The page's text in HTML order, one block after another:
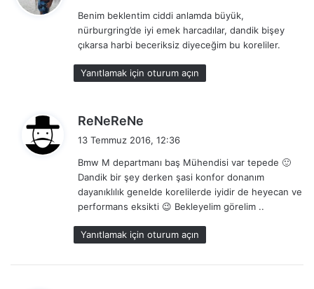
i
k
i
:
Benim beklentim ciddi anlamda büyük,
nürburgring’de iyi emek harcadılar, dandik bişey
çıkarsa harbi beceriksiz diyeceğim bu koreliler.
Yanıtlamak için oturum açın
ReNeReNe
e
i
k
i
:
13 Temmuz 2016, 12:36
Bmw M departmanı baş Mühendisi var tepede 🙂
Dandik bir şey derken şasi konfor donanım
dayanıklılık genelde korelilerde iyidir de heyecan ve
performans eksikti 😉 Bekleyelim görelim ..
Yanıtlamak için oturum açın